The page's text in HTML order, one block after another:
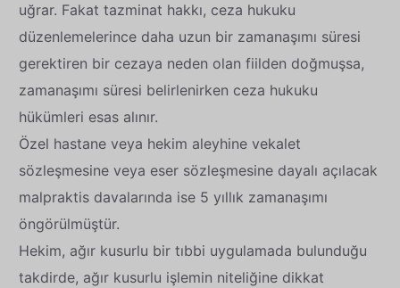
uğrar. Fakat tazminat hakkı, ceza hukuku
düzenlemelerince daha uzun bir zamanaşımı süresi
gerektiren bir cezaya neden olan fiilden doğmuşsa,
zamanaşımı süresi belirlenirken ceza hukuku
hükümleri esas alınır.
Özel hastane veya hekim aleyhine vekalet
sözleşmesine veya eser sözleşmesine dayalı açılacak
malpraktis davalarında ise 5 yıllık zamanaşımı
öngörülmüştür.
Hekim, ağır kusurlu bir tıbbi uygulamada bulunduğu
takdirde, ağır kusurlu işlemin niteliğine dikkat